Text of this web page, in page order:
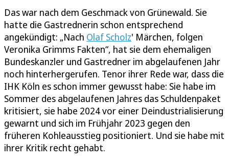
Das war nach dem Geschmack von Grünewald. Sie
hatte die Gastrednerin schon entsprechend
angekündigt: „Nach Olaf Scholz' Märchen, folgen
Veronika Grimms Fakten“, hat sie dem ehemaligen
Bundeskanzler und Gastredner im abgelaufenen Jahr
noch hinterhergerufen. Tenor ihrer Rede war, dass die
IHK Köln es schon immer gewusst habe: Sie habe im
Sommer des abgelaufenen Jahres das Schuldenpaket
kritisiert, sie habe 2024 vor einer Deindustrialisierung
gewarnt und sich im Frühjahr 2023 gegen den
früheren Kohleausstieg positioniert. Und sie habe mit
ihrer Kritik recht gehabt.